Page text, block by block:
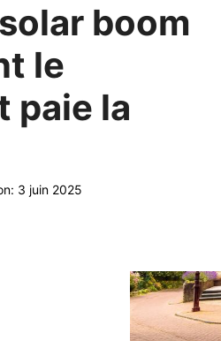
boom
le
paie la
3 juin 2025